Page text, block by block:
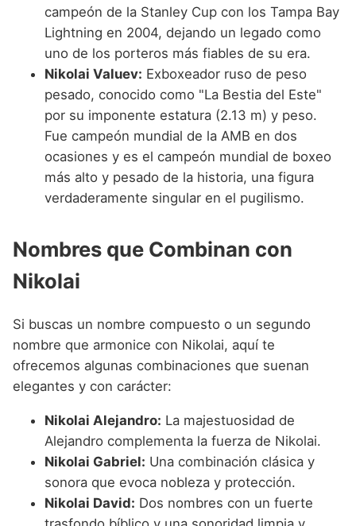
campeón de la Stanley Cup con los Tampa Bay
Lightning en 2004, dejando un legado como
uno de los porteros más fiables de su era.
Nikolai Valuev: Exboxeador ruso de peso
pesado, conocido como "La Bestia del Este"
por su imponente estatura (2.13 m) y peso.
Fue campeón mundial de la AMB en dos
ocasiones y es el campeón mundial de boxeo
más alto y pesado de la historia, una figura
verdaderamente singular en el pugilismo.
Nombres que Combinan con
Nikolai
Si buscas un nombre compuesto o un segundo
nombre que armonice con Nikolai, aquí te
ofrecemos algunas combinaciones que suenan
elegantes y con carácter:
Nikolai Alejandro: La majestuosidad de
Alejandro complementa la fuerza de Nikolai.
Nikolai Gabriel: Una combinación clásica y
sonora que evoca nobleza y protección.
Nikolai David: Dos nombres con un fuerte